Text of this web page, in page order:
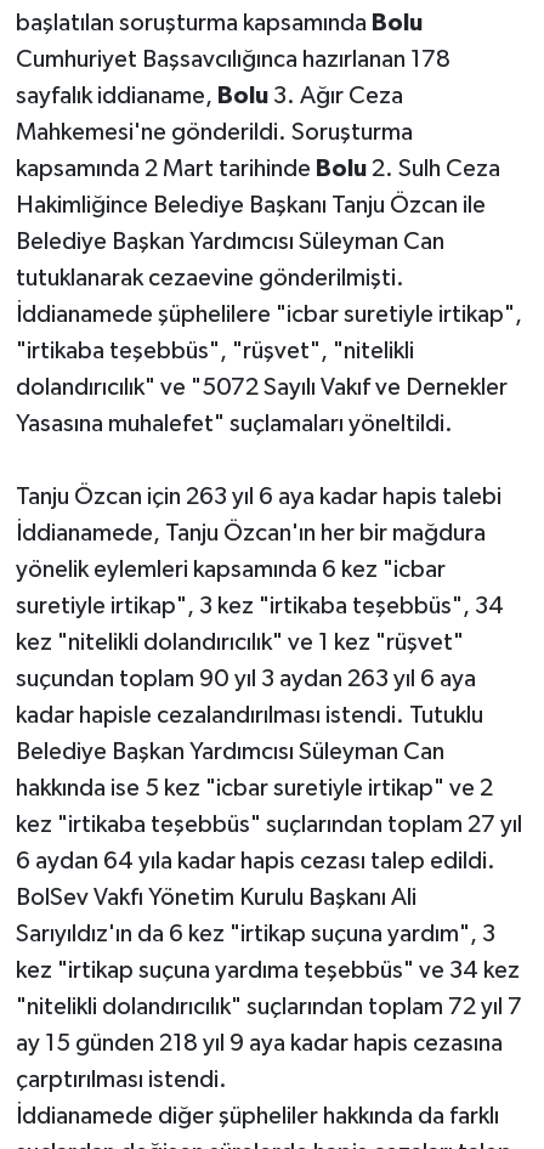
başlatılan soruşturma kapsamında Bolu
Cumhuriyet Başsavcılığınca hazırlanan 178
sayfalık iddianame, Bolu3. Ağır Ceza
Mahkemesi'ne gönderildi. Soruşturma
kapsamında 2 Mart tarihinde Bolu2. Sulh Ceza
Hakimliğince Belediye Başkanı Tanju Özcan ile
Belediye Başkan Yardımcısı Süleyman Can
tutuklanarak cezaevine gönderilmişti.
İddianamede şüphelilere "icbar suretiyle irtikap",
"irtikaba teşebbüs", "rüşvet", "nitelikli
dolandırıcılık" ve "5072 Sayılı Vakıf ve Dernekler
Yasasına muhalefet" suçlamaları yöneltildi.
Tanju Özcan için 263 yıl 6 aya kadar hapis talebi
İddianamede, Tanju Özcan'ın her bir mağdura
yönelik eylemleri kapsamında 6 kez "icbar
suretiyle irtikap", 3 kez "irtikaba teşebbüs", 34
kez "nitelikli dolandırıcılık" ve 1 kez "rüşvet"
suçundan toplam 90 yıl 3 aydan 263 yıl 6 aya
kadar hapisle cezalandırılması istendi. Tutuklu
Belediye Başkan Yardımcısı Süleyman Can
hakkında ise 5 kez "icbar suretiyle irtikap" ve 2
kez "irtikaba teşebbüs" suçlarından toplam 27 yıl
6 aydan 64 yıla kadar hapis cezası talep edildi.
BolSev Vakfı Yönetim Kurulu Başkanı Ali
Sarıyıldız'ın da 6 kez "irtikap suçuna yardım", 3
kez "irtikap suçuna yardıma teşebbüs" ve 34 kez
"nitelikli dolandırıcılık" suçlarından toplam 72 yıl 7
ay 15 günden 218 yıl 9 aya kadar hapis cezasına
çarptırılması istendi.
İddianamede diğer şüpheliler hakkında da farklı